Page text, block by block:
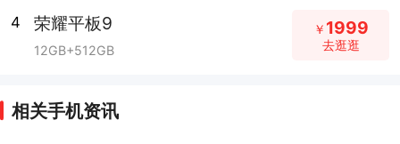
4 荣耀平板9
12GB+512GB
￥ 1999
去逛逛
相关手机资讯